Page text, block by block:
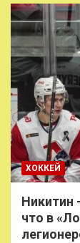
ХОККЕЙ
Никитин
что в